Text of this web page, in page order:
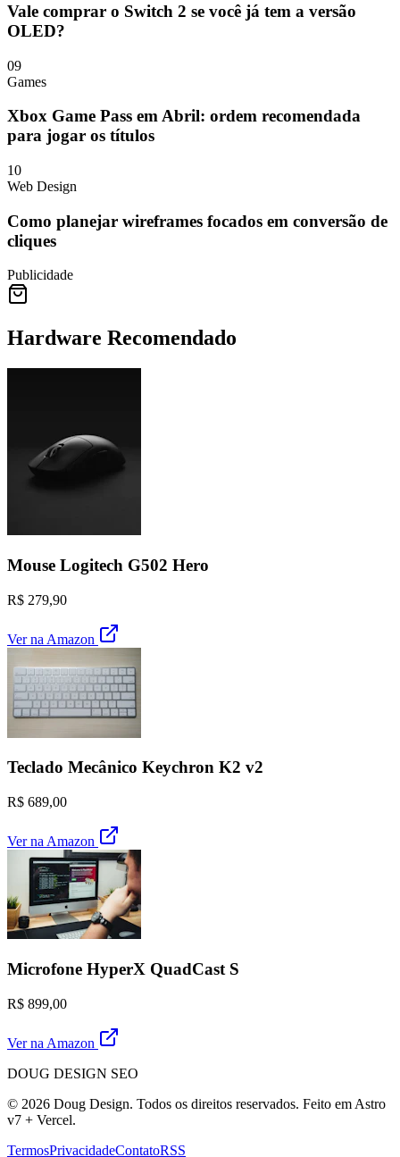
Vale comprar o Switch 2 se você já tem a versão
OLED?
09
Games
Xbox Game Pass em Abril: ordem recomendada
para jogar os títulos
10
Web Design
Como planejar wireframes focados em conversão de
cliques
Publicidade
Hardware Recomendado
Mouse Logitech G502 Hero
R$ 279,90
Ver na Amazon
Teclado Mecânico Keychron K2 v2
R$ 689,00
Ver na Amazon
Microfone HyperX QuadCast S
R$ 899,00
Ver na Amazon
DOUG DESIGN SEO
© 2026 Doug Design. Todos os direitos reservados. Feito em Astro
v7 + Vercel.
TermosPrivacidadeContatoRSS